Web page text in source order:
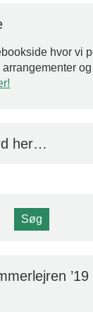
hvor vi
her…
’19